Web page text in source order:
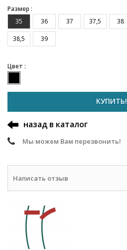
Размер :
35
36 37 37,5 38
38,5 39
Цвет :
КУПИТЬ!
назад в каталог
Мы можем Вам перезвонить!
Написать отзыв